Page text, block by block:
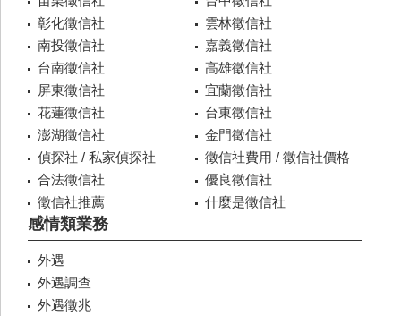
彰化徵信社
雲林徵信社
南投徵信社
嘉義徵信社
台南徵信社
高雄徵信社
屏東徵信社
宜蘭徵信社
花蓮徵信社
台東徵信社
澎湖徵信社
金門徵信社
偵探社 / 私家偵探社
徵信社費用 / 徵信社價格
合法徵信社
優良徵信社
徵信社推薦
什麼是徵信社
感情類業務
外遇
外遇調查
外遇徵兆